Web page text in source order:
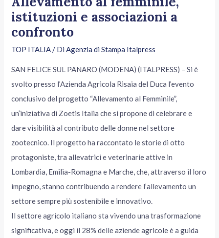
istituzioni e associazioni a
confronto
TOP ITALIA/ DiAgenzia di Stampa Italpress
SAN FELICE SUL PANARO (MODENA) (ITALPRESS) – Si è
svolto presso l’Azienda Agricola Risaia del Duca l’evento
conclusivo del progetto “Allevamento al Femminile”,
un’iniziativa di Zoetis Italia che si propone di celebrare e
dare visibilità al contributo delle donne nel settore
zootecnico. Il progetto ha raccontato le storie di otto
protagoniste, tra allevatrici e veterinarie attive in
Lombardia, Emilia-Romagna e Marche, che, attraverso il loro
impegno, stanno contribuendo a rendere l’allevamento un
settore sempre più sostenibile e innovativo.
Il settore agricolo italiano sta vivendo una trasformazione
significativa, e oggi il 28% delle aziende agricole è a guida